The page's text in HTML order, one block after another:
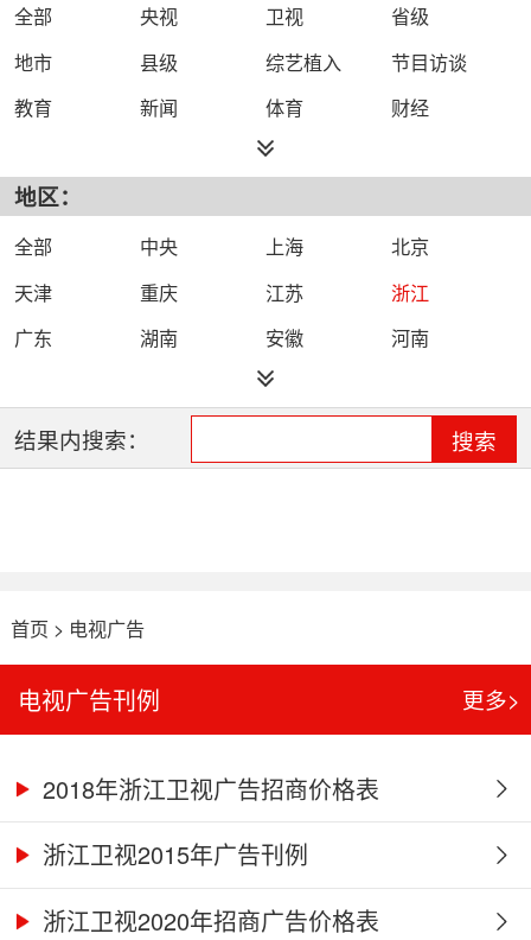
全部 央视 卫视
省级
地市
县级 综艺植入
节目访谈
教育
新闻 体育
财经
科技
都市
文化
文艺 娱乐
影视
电影
生活 电视剧
综合
时尚
民生 IPTV智能电视
数字电视
站）
地区：
全部 中央 上海
北京
天津
重庆 江苏
浙江
广东
湖南 安徽
河南
四川
辽宁
山西
海南 陕西
甘肃
结果内搜索： 搜索
首页 > 电视广告
电视广告刊例 更多>
2018年浙江卫视广告招商价格表
浙江卫视2015年广告刊例
浙江卫视2020年招商广告价格表